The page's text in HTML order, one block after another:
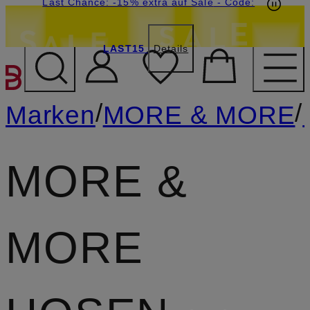
ZUM HAUPTINHALT
LAST15 Details
Marken/MORE & MORE/
MORE &
MORE